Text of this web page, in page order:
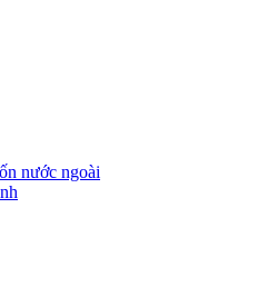
nước ngoài